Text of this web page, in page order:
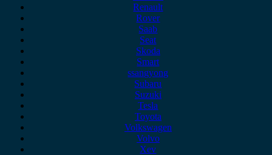
Renault
Rover
Saab
Seat
Skoda
Smart
ssangyong
Subaru
Suzuki
Tesla
Toyota
Volkswagen
Volvo
Xev